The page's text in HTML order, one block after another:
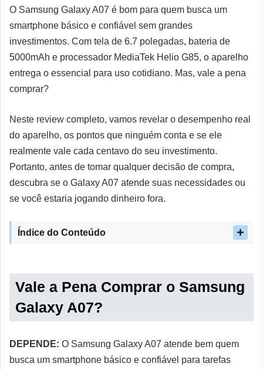
O Samsung Galaxy A07 é bom para quem busca um
smartphone básico e confiável sem grandes
investimentos. Com tela de 6.7 polegadas, bateria de
5000mAh e processador MediaTek Helio G85, o aparelho
entrega o essencial para uso cotidiano. Mas, vale a pena
comprar?
Neste review completo, vamos revelar o desempenho real
do aparelho, os pontos que ninguém conta e se ele
realmente vale cada centavo do seu investimento.
Portanto, antes de tomar qualquer decisão de compra,
descubra se o Galaxy A07 atende suas necessidades ou
se você estaria jogando dinheiro fora.
Índice do Conteúdo
Vale a Pena Comprar o Samsung
Galaxy A07?
DEPENDE: O Samsung Galaxy A07 atende bem quem
busca um smartphone básico e confiável para tarefas